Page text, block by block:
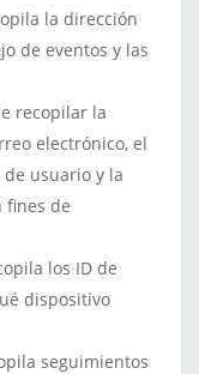
la dirección
de eventos y las
recopilar la
electrónico, el
usuario y la
fines de
los ID de
dispositivo
seguimientos